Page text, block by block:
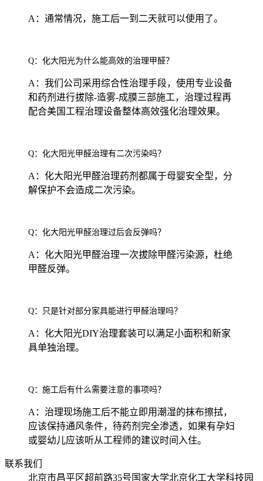
A：通常情况，施工后一到二天就可以使用了。
Q：化大阳光为什么能高效的治理甲醛？
A：我们公司采用综合性治理手段，使用专业设备
和药剂进行拔除-造雾-成膜三部施工，治理过程再
配合美国工程治理设备整体高效强化治理效果。
Q：化大阳光甲醛治理有二次污染吗？
A：化大阳光甲醛治理药剂都属于母婴安全型，分
解保护不会造成二次污染。
Q：化大阳光甲醛治理过后会反弹吗？
A：化大阳光甲醛治理一次拔除甲醛污染源，杜绝
甲醛反弹。
Q：只是针对部分家具能进行甲醛治理吗？
A：化大阳光DIY治理套装可以满足小面积和新家
具单独治理。
Q：施工后有什么需要注意的事项吗？
A：治理现场施工后不能立即用潮湿的抹布擦拭，
应该保持通风条件，待药剂完全渗透，如果有孕妇
或婴幼儿应该听从工程师的建议时间入住。
联系我们
北京市昌平区超前路35号国家大学北京化工大学科技园